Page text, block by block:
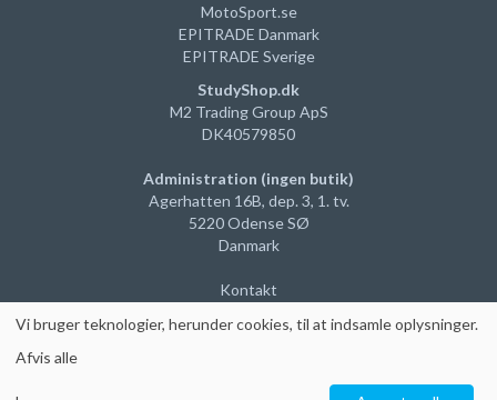
MotoSport.se
EPITRADE Danmark
EPITRADE Sverige
StudyShop.dk
M2 Trading Group ApS
DK40579850
Administration (ingen butik)
Agerhatten 16B, dep. 3, 1. tv.
5220 Odense SØ
Danmark
Kontakt
Vibruger teknologier, herunder cookies, til at indsamle oplysninger.
Afvis alle